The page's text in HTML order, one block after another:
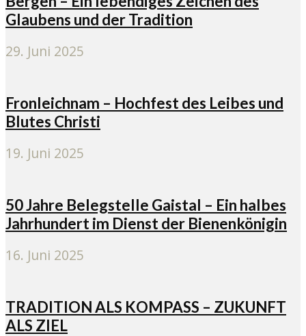
Glaubens und der Tradition
29. Juni 2025
Fronleichnam – Hochfest des Leibes und
Blutes Christi
19. Juni 2025
50 Jahre Belegstelle Gaistal – Ein halbes
Jahrhundert im Dienst der Bienenkönigin
16. Juni 2025
TRADITION ALS KOMPASS – ZUKUNFT
ALS ZIEL